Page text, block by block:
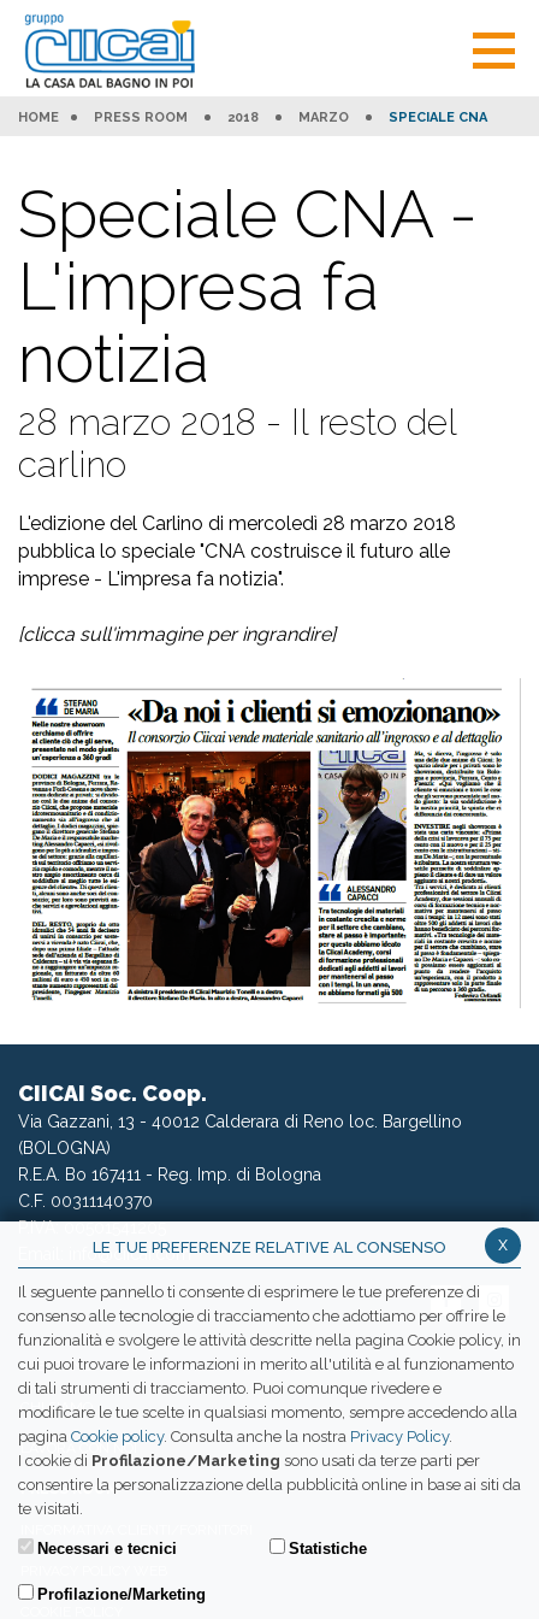
HOME PRESS ROOM 2018 MARZO SPECIALE CNA
Speciale CNA -
L'impresa fa
notizia
28 marzo 2018 - Il resto del
carlino
L'edizione del Carlino di mercoledì 28 marzo 2018
pubblica lo speciale "CNA costruisce il futuro alle
imprese - L'impresa fa notizia".
[clicca sull'immagine per ingrandire]
CIICAI Soc. Coop.
Via Gazzani, 13 - 40012 Calderara di Reno loc. Bargellino
(BOLOGNA)
R.E.A. Bo 167411 - Reg. Imp. di Bologna
C.F. 00311140370
P.IVA: 00501541205
info@ciicai.com
WETRANSFER CIICAI
CHI SIAMO
LAVORA CON NOI
PRESS ROOM
x
LE TUE PREFERENZE RELATIVE AL CONSENSO
Il seguente pannello ti consente di esprimere le tue preferenze di
consenso alle tecnologie di tracciamento che adottiamo per offrire le
funzionalità e svolgere le attività descritte nella pagina Cookie policy, in
cui puoi trovare le informazioni in merito all'utilità e al funzionamento
di tali strumenti di tracciamento. Puoi comunque rivedere e
modificare le tue scelte in qualsiasi momento, sempre accedendo alla
pagina Cookie policy. Consulta anche la nostra Privacy Policy.
I cookie di Profilazione/Marketing sono usati da terze parti per
consentire la personalizzazione della pubblicità online in base ai siti da
te visitati.
Necessari e tecnici Statistiche
Profilazione/Marketing